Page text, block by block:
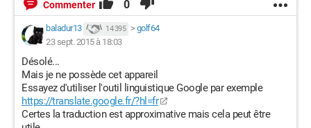
Commenter 0
baladur13 14 395 > golf64
23 sept. 2015 à 18:03
Désolé...
Mais je ne possède cet appareil
Essayez d'utiliser l'outil linguistique Google par exemple
https://translate.google.fr/?hl=fr
Certes la traduction est approximative mais cela peut être